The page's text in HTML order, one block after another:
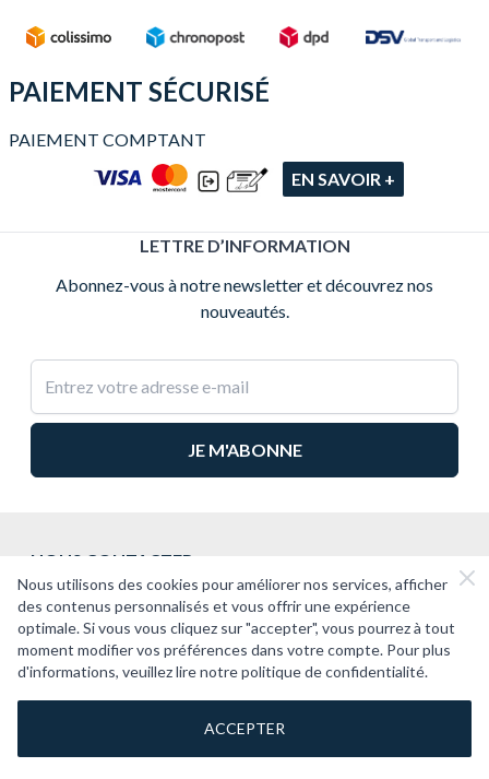
Nous utilisons des cookies pour améliorer nos services, afficher
des contenus personnalisés et vous offrir une expérience
optimale. Si vous vous cliquez sur "accepter", vous pourrez à tout
moment modifier vos préférences dans votre compte. Pour plus
d'informations, veuillez lire notre politique de confidentialité.
ACCEPTER
PAIEMENT SÉCURISÉ
PAIEMENT COMPTANT
EN SAVOIR +
LETTRE D’INFORMATION
Abonnez-vous à notre newsletter et découvrez nos
nouveautés.
Adresse e-mail
NOUS CONTACTER
2CV PASSION
SUPPORT